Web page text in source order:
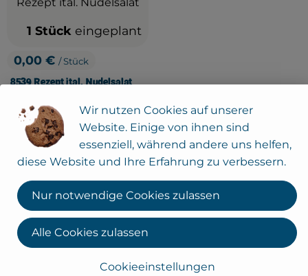
, Preis:
0,00 € / Stück
8539 Rezept ital. Nudelsalat
1 Stück eingeplant
Aus deinem Vorrat: (Nicht Teil der Kochbox)
Vorrat einzeln in den Warenkorb
, Verband: ,
, Kontrollstelle:
AT-BIO-301
Wir nutzen Cookies auf unserer
Website. Einige von ihnen sind
essenziell, während andere uns helfen,
diese Website und Ihre Erfahrung zu verbessern.
Cookieeinstellungen
Nur notwendige Cookies zulassen
Alle Cookies zulassen